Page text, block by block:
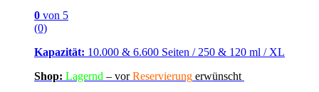
0 von 5
(0)
Kapazität: 10.000 & 6.600 Seiten / 250 & 120 ml / XL
Shop: Lagernd – vorReservierung erwünscht